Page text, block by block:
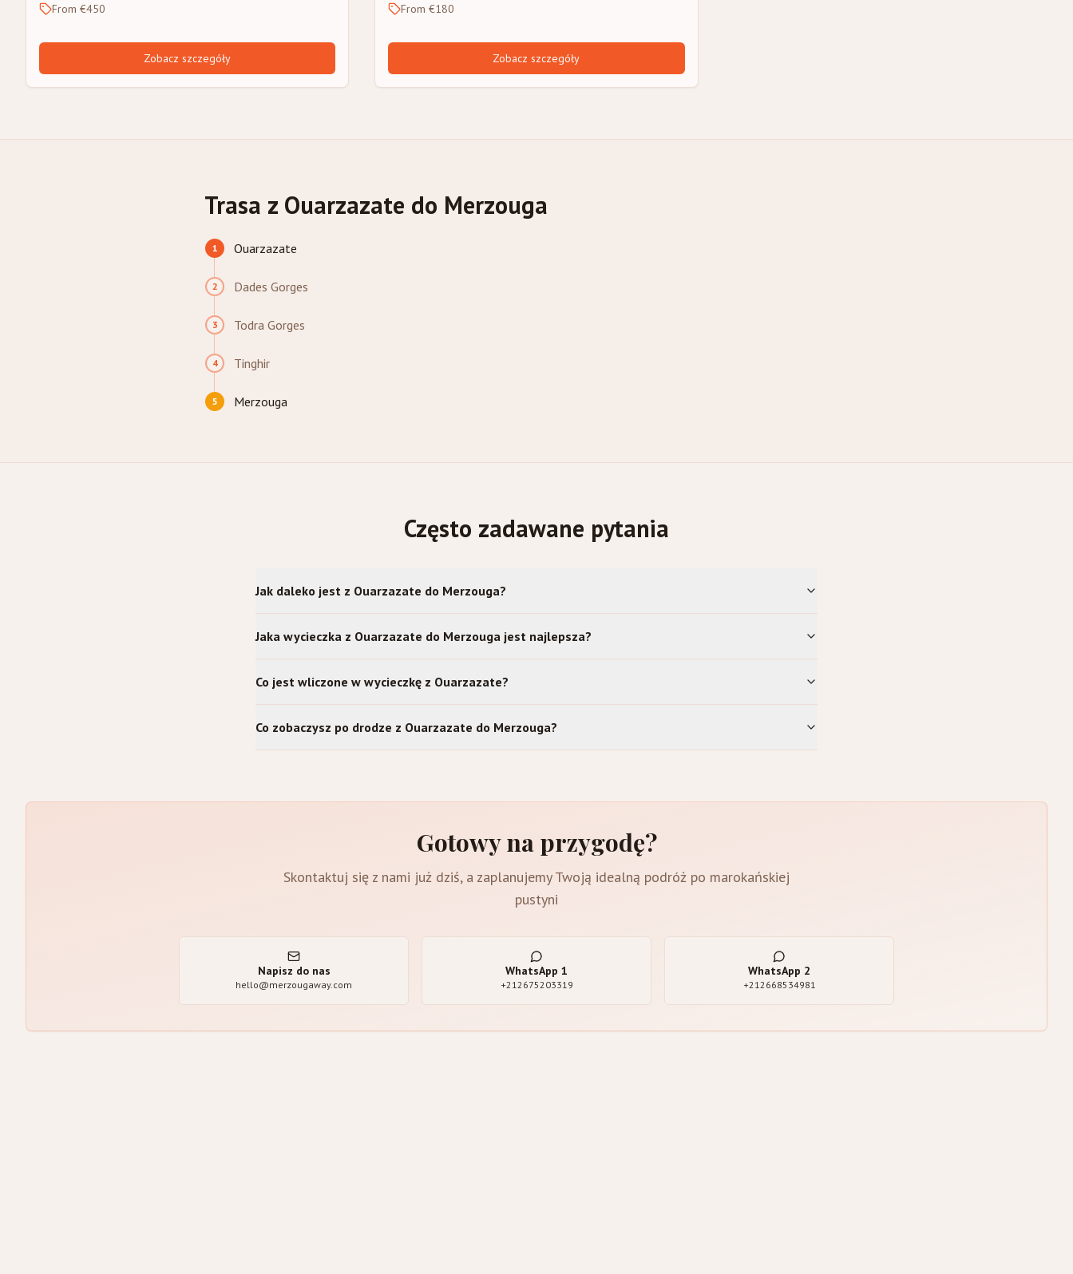
From €450
Zobacz szczegóły
From €180
Zobacz szczegóły
Trasa z Ouarzazate do Merzouga
1 Ouarzazate
2 Dades Gorges
3 Todra Gorges
4 Tinghir
5 Merzouga
Często zadawane pytania
Jak daleko jest z Ouarzazate do Merzouga?
Jaka wycieczka z Ouarzazate do Merzouga jest najlepsza?
Co jest wliczone w wycieczkę z Ouarzazate?
Co zobaczysz po drodze z Ouarzazate do Merzouga?
Gotowy na przygodę?
Skontaktuj się z nami już dziś, a zaplanujemy Twoją idealną podróż po marokańskiej
pustyni
Napisz do nas
hello@merzougaway.com
WhatsApp 1
+212675203319
WhatsApp 2
+212668534981